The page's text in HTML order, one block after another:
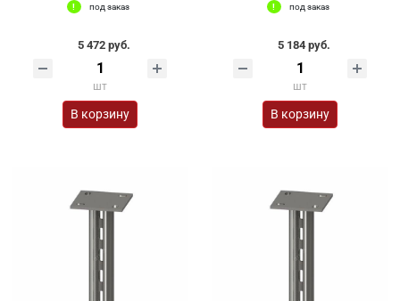
под заказ
5 472 руб.
шт
В корзину
под заказ
5 184 руб.
шт
В корзину